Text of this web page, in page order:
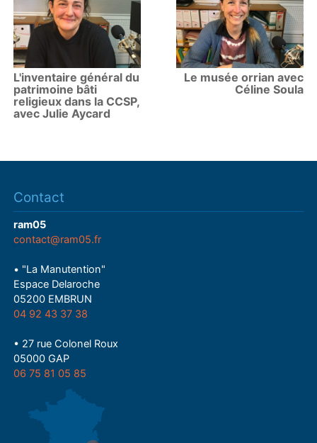
L'inventaire général du
patrimoine bâti
religieux dans la CCSP,
avec Julie Aycard
Le musée orrian avec
Céline Soula
Contact
ram05
contact@ram05.fr
• "La Manutention"
Espace Delaroche
05200 EMBRUN
04 92 43 37 38
• 27 rue Colonel Roux
05000 GAP
06 75 81 05 85